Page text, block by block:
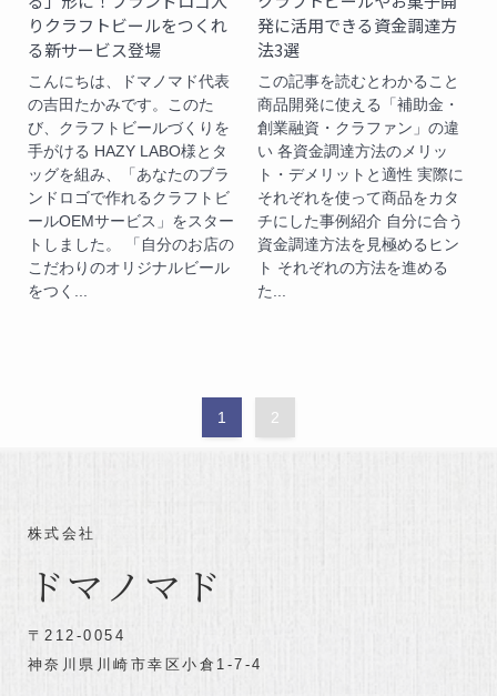
りクラフトビールをつくれ
る新サービス登場
こんにちは、ドマノマド代表
の吉田たかみです。このた
び、クラフトビールづくりを
手がける HAZY LABO様とタ
ッグを組み、「あなたのブラ
ンドロゴで作れるクラフトビ
ールOEMサービス」をスター
トしました。 「自分のお店の
こだわりのオリジナルビール
をつく...
発に活用できる資金調達方
法3選
この記事を読むとわかること
商品開発に使える「補助金・
創業融資・クラファン」の違
い 各資金調達方法のメリッ
ト・デメリットと適性 実際に
それぞれを使って商品をカタ
チにした事例紹介 自分に合う
資金調達方法を見極めるヒン
ト それぞれの方法を進める
た...
1 2
株式会社
ドマノマド
〒212-0054
神奈川県川崎市幸区小倉1-7-4